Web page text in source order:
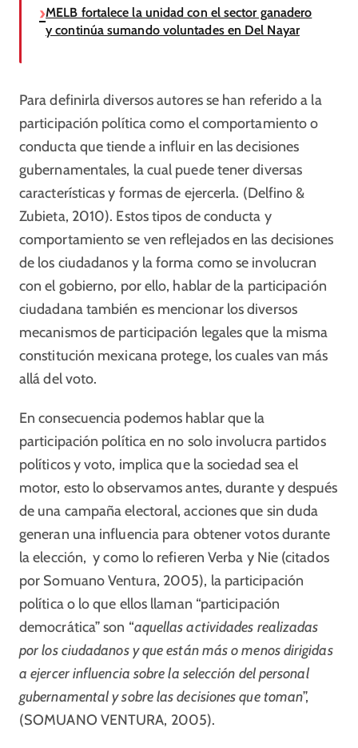
MELB fortalece la unidad con el sector ganadero
y continúa sumando voluntades en Del Nayar
Para definirla diversos autores se han referido a la
participación política como el comportamiento o
conducta que tiende a influir en las decisiones
gubernamentales, la cual puede tener diversas
características y formas de ejercerla. (Delfino &
Zubieta, 2010). Estos tipos de conducta y
comportamiento se ven reflejados en las decisiones
de los ciudadanos y la forma como se involucran
con el gobierno, por ello, hablar de la participación
ciudadana también es mencionar los diversos
mecanismos de participación legales que la misma
constitución mexicana protege, los cuales van más
allá del voto.
En consecuencia podemos hablar que la
participación política en no solo involucra partidos
políticos y voto, implica que la sociedad sea el
motor, esto lo observamos antes, durante y después
de una campaña electoral, acciones que sin duda
generan una influencia para obtener votos durante
la elección, y como lo refieren Verba y Nie (citados
por Somuano Ventura, 2005), la participación
política o lo que ellos llaman “participación
democrática” son “aquellas actividades realizadas
por los ciudadanos y que están más o menos dirigidas
a ejercer influencia sobre la selección del personal
gubernamental y sobre las decisiones que toman”,
(SOMUANO VENTURA, 2005).